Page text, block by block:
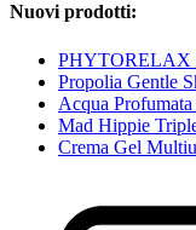
Nuovi prodotti:
PHYTORELAX
Propolia Gentle
Acqua
Mad Hippie
Crema Gel